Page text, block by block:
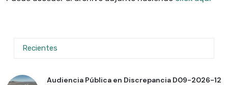
Recientes
Audiencia Pública en Discrepancia D09-2026-12